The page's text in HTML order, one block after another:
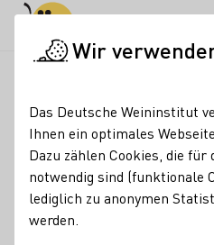
Himmelsbach
75. Weinprinzessin
geboren am
Wir
Das Deutsche Weininstitut
Ihnen ein optimales
Dazu zählen Cookies, die
notwendig sind (funktionale
lediglich zu anonymen
werden.